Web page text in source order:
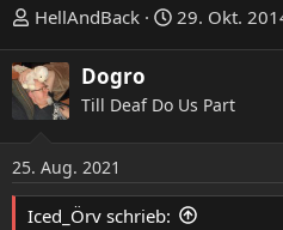
E
s
t
e
l
e
r
HellAndBack
E
e
l
t
a
29. Okt.
Dogro
Till Deaf Do Us Part
25. Aug. 2021
Iced_Örv schrieb: